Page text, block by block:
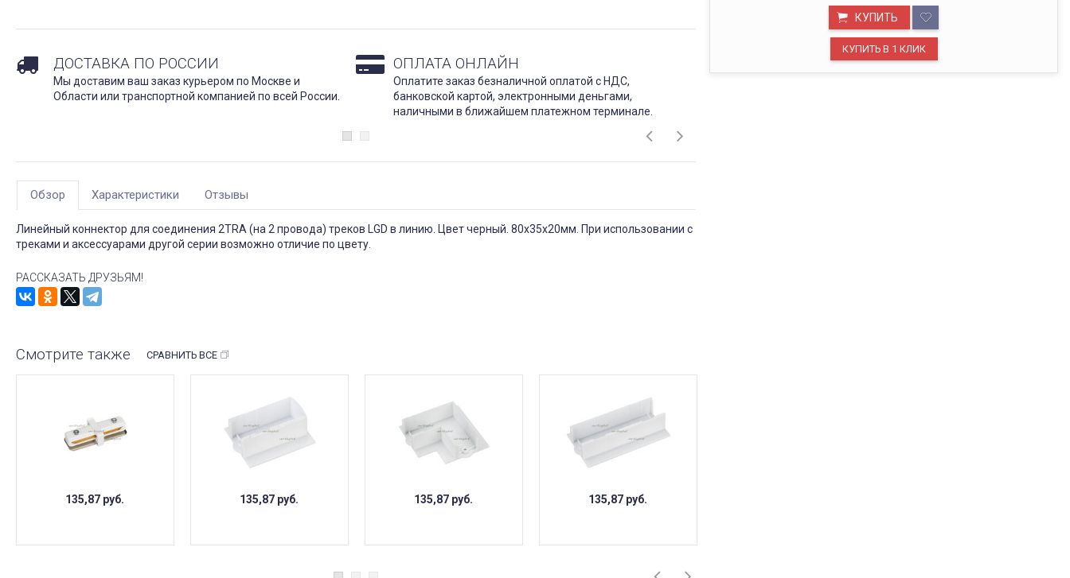
КУПИТЬ
ДОСТАВКА ПО РОССИИ
Мы доставим ваш заказ курьером по Москве и
Области или транспортной компанией по всей России.
ОПЛАТА ОНЛАЙН
Оплатите заказ безналичной оплатой с НДС,
банковской картой, электронными деньгами,
наличными в ближайшем платежном терминале.
ОФИС В МОСКВЕ
Обзор Характеристики Отзывы
Линейный коннектор для соединения 2TRA (на 2 провода) треков LGD в линию. Цвет черный. 80х35х20мм. При использовании с
треками и аксессуарами другой серии возможно отличие по цвету.
РАССКАЗАТЬ ДРУЗЬЯМ!
Смотрите также СРАВНИТЬ ВСЕ
135,87 руб. 135,87 руб. 135,87 руб. 135,87 руб.